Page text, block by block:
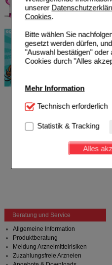
unserer
Cookies.
Bitte wählen Sie
gesetzt werden dürfen,
"Auswahl bestätigen" oder
Cookies durch "Alles
Mehr Information
Technisch Notwendig:
Website notwendig sind
Kundenkonto), weshalb
werden kann.
Einkaufserlebnis noch
beispielsweise für die
Besuchers oder unsere
Verhaltensweisen (z.B.
auch auf Ihre Bedürfnisse
anzuzeigen und unser
betreiben.
Statistik & Tracking:
Informationen über die Art
Technisch erforderlich
Statistik & Tracking
Alles
Beratung und Service
Allgemeine Information
Produktberatung
Meldung Arzneimittelrisiken
Zuzahlungsfreie Arzneien